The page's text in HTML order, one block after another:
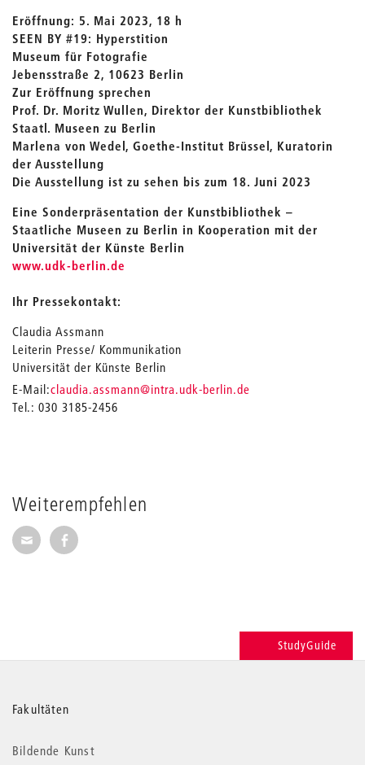
Weiterempfehlen
Seite per E-Mail weiterempfehlen
Seite auf Facebook weiterempfehlen
Eröffnung: 5. Mai 2023, 18 h
SEEN BY #19: Hyperstition
Museum für Fotografie
Jebensstraße 2, 10623 Berlin
Zur Eröffnung sprechen
Prof. Dr. Moritz Wullen, Direktor der Kunstbibliothek
Staatl. Museen zu Berlin
Marlena von Wedel, Goethe-Institut Brüssel, Kuratorin
der Ausstellung
Die Ausstellung ist zu sehen bis zum 18. Juni 2023
Eine Sonderpräsentation der Kunstbibliothek –
Staatliche Museen zu Berlin in Kooperation mit der
Universität der Künste Berlin
www.udk-berlin.de
Ihr Pressekontakt:
Claudia Assmann
Leiterin Presse/ Kommunikation
Universität der Künste Berlin
E-Mail:claudia.assmann_
@intra.udk-berlin.de
Tel.: 030 3185-2456
StudyGuide
Weitere
Informationen
Fakultäten
Bildende Kunst